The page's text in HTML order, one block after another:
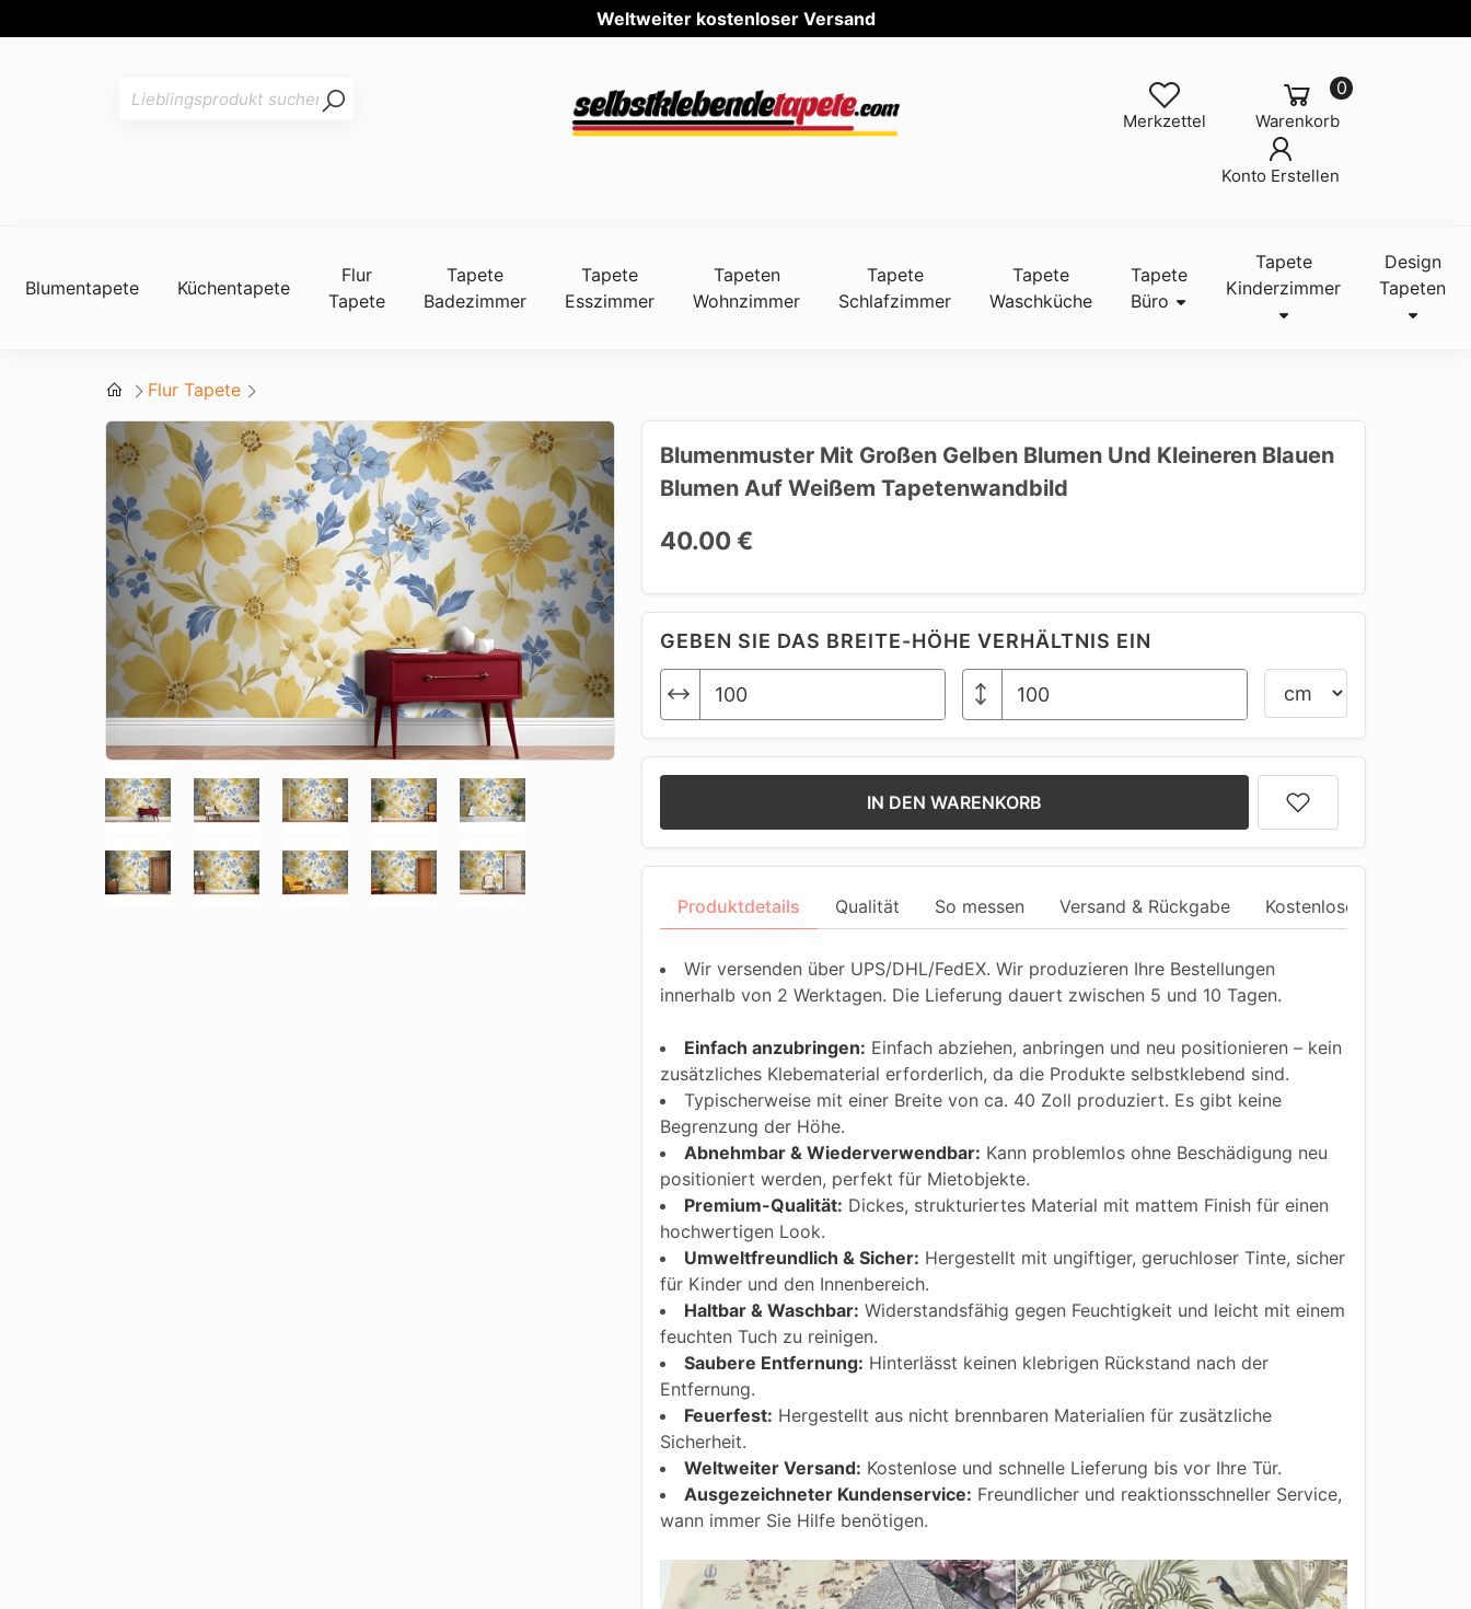
Weltw
Warenkorb
0
Merkzettel
Konto Erstellen
Blumentapete Küchentapete
Flur
Tapete
Tapete
Badezimmer
Tapete
Esszimmer
Tapeten
Wohnzimmer
Tapete
Schlafzimmer
Tapete
Waschküche
Tapete
Büro
Tapete
Kinderzimmer
Design
Tapeten
Flur Tapete
Blumenmuster Mit Großen Gelben Blumen Und Kleineren Blauen
Blumen Auf Weißem Tapetenwandbild
40.00 €
GEBEN SIE DAS BREITE-HÖHE VERHÄLTNIS EIN
IN DEN WARENKORB
Produktdetails Qualität So messen Versand & Rückgabe Kostenlose Anpassung
Wir versenden über UPS/DHL/FedEX. Wir produzieren Ihre Bestellungen
innerhalb von 2 Werktagen. Die Lieferung dauert zwischen 5 und 10 Tagen.
Einfach anzubringen: Einfach abziehen, anbringen und neu positionieren – kein
zusätzliches Klebematerial erforderlich, da die Produkte selbstklebend sind.
Typischerweise mit einer Breite von ca. 40 Zoll produziert. Es gibt keine
Begrenzung der Höhe.
Abnehmbar & Wiederverwendbar: Kann problemlos ohne Beschädigung neu
positioniert werden, perfekt für Mietobjekte.
Premium-Qualität: Dickes, strukturiertes Material mit mattem Finish für einen
hochwertigen Look.
Umweltfreundlich & Sicher: Hergestellt mit ungiftiger, geruchloser Tinte, sicher
für Kinder und den Innenbereich.
Haltbar & Waschbar: Widerstandsfähig gegen Feuchtigkeit und leicht mit einem
feuchten Tuch zu reinigen.
Saubere Entfernung: Hinterlässt keinen klebrigen Rückstand nach der
Entfernung.
Feuerfest: Hergestellt aus nicht brennbaren Materialien für zusätzliche
Sicherheit.
Weltweiter Versand: Kostenlose und schnelle Lieferung bis vor Ihre Tür.
Ausgezeichneter Kundenservice: Freundlicher und reaktionsschneller Service,
wann immer Sie Hilfe benötigen.